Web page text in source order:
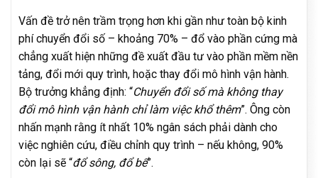
Vấn đề trở nên trầm trọng hơn khi gần như toàn bộ kinh
phí chuyển đổi số – khoảng 70% – đổ vào phần cứng mà
chẳng xuất hiện những đề xuất đầu tư vào phần mềm nền
tảng, đổi mới quy trình, hoặc thay đổi mô hình vận hành.
Bộ trưởng khẳng định: “Chuyển đổi số mà không thay
đổi mô hình vận hành chỉ làm việc khổ thêm”. Ông còn
nhấn mạnh rằng ít nhất 10% ngân sách phải dành cho
việc nghiên cứu, điều chỉnh quy trình – nếu không, 90%
còn lại sẽ “đổ sông, đổ bể”.